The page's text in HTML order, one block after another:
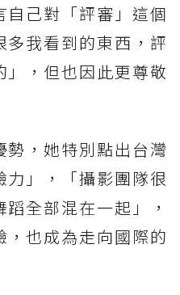
己對「評審」這個
我看到的東西，評
，但也因此更尊敬
，她特別點出台灣
」，「攝影團隊很
全部混在一起」，
也成為走向國際的